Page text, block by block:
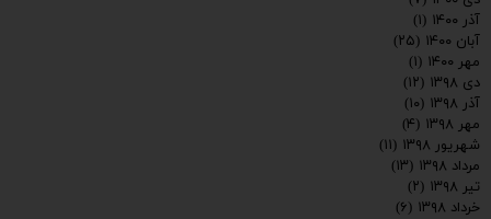
آذر ۱۴۰۰
(۱)
آبان ۱۴۰۰
(۲۵)
مهر ۱۴۰۰
(۱)
دی ۱۳۹۸
(۱۲)
آذر ۱۳۹۸
(۱۰)
مهر ۱۳۹۸
(۴)
شهریور ۱۳۹۸
(۱۱)
مرداد ۱۳۹۸
(۱۳)
تیر ۱۳۹۸
(۲)
خرداد ۱۳۹۸
(۶)